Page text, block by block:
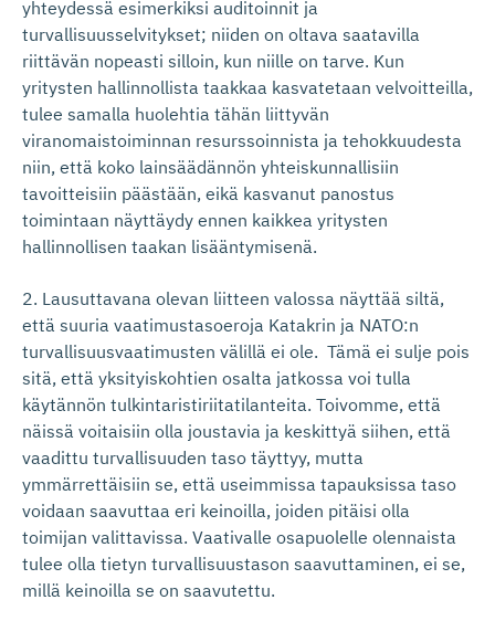
yhteydessä esimerkiksi auditoinnit ja
turvallisuusselvitykset; niiden on oltava saatavilla
riittävän nopeasti silloin, kun niille on tarve. Kun
yritysten hallinnollista taakkaa kasvatetaan velvoitteilla,
tulee samalla huolehtia tähän liittyvän
viranomaistoiminnan resurssoinnista ja tehokkuudesta
niin, että koko lainsäädännön yhteiskunnallisiin
tavoitteisiin päästään, eikä kasvanut panostus
toimintaan näyttäydy ennen kaikkea yritysten
hallinnollisen taakan lisääntymisenä.
2. Lausuttavana olevan liitteen valossa näyttää siltä,
että suuria vaatimustasoeroja Katakrin ja NATO:n
turvallisuusvaatimusten välillä ei ole. Tämä ei sulje pois
sitä, että yksityiskohtien osalta jatkossa voi tulla
käytännön tulkintaristiriitatilanteita. Toivomme, että
näissä voitaisiin olla joustavia ja keskittyä siihen, että
vaadittu turvallisuuden taso täyttyy, mutta
ymmärrettäisiin se, että useimmissa tapauksissa taso
voidaan saavuttaa eri keinoilla, joiden pitäisi olla
toimijan valittavissa. Vaativalle osapuolelle olennaista
tulee olla tietyn turvallisuustason saavuttaminen, ei se,
millä keinoilla se on saavutettu.